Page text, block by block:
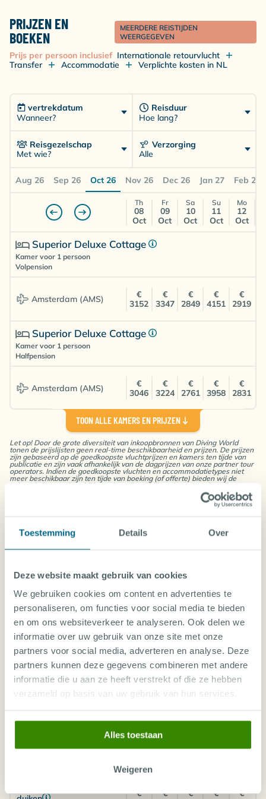
Toestemming Details Over
Deze website maakt gebruik van cookies
We gebruiken cookies om content en advertenties te
personaliseren, om functies voor social media te bieden
en om ons websiteverkeer te analyseren. Ook delen we
informatie over uw gebruik van onze site met onze
partners voor social media, adverteren en analyse. Deze
partners kunnen deze gegevens combineren met andere
informatie die u aan ze heeft verstrekt of die ze hebben
verzameld op basis van uw gebruik van hun services.
Alles toestaan
Weigeren
PRIJZEN EN
BOEKEN
MEERDERE REISTIJDEN
WEERGEGEVEN
Prijs per persoon inclusief Internationale retourvlucht
Transfer
Accommodatie Verplichte kosten in NL
vertrekdatum
Wanneer?
Reisduur
Hoe lang?
Reisgezelschap
Met wie?
Verzorging
Alle
Aug 26 Sep 26 Oct 26 Nov 26 Dec 26 Jan 27 Feb 27
Th
08
Oct
Fr
09
Oct
Sa
10
Oct
Su
11
Oct
Mo
12
Oct
Superior Deluxe Cottage
Kamer voor 1 persoon
Volpension
Amsterdam (AMS)
€
3152
€
3347
€
2849
€
4151
€
2919
Superior Deluxe Cottage
Kamer voor 1 persoon
Halfpension
Amsterdam (AMS)
€
3046
€
3224
€
2761
€
3958
€
2831
Superior Deluxe Cottage
Kamer voor 1 persoon
Logies & Ontbijt
Amsterdam (AMS)
€
2831
€
2972
€
2581
€
3562
€
2651
Volpension
2602
2750
2346
Superior Deluxe Cottage
Kamer voor 2 personen
Halfpension
Amsterdam (AMS)
€
€
2627
€
€
3172
€
2328
Superior Deluxe Cottage
€
2175
€
2252
1991
2583
2060
TOON ALLE KAMERS EN PRIJZEN
Let op! Door de grote diversiteit van inkoopbronnen van Diving World
tonen de prijslijsten geen real-time beschikbaarheid en prijzen. De prijzen
zijn gebaseerd op de goedkoopste vluchtprijzen en kamers ten tijde van
publicatie en zijn vaak afhankelijk van de dagprijzen van onze partner tour
operators. Indien de goedkoopste vluchten en accommodatietypes niet
meer beschikbaar zijn ten tijde van boeking (of offerte) bieden wij de
volgende laagste beschikbare dagprijs vrijblijvend aan voordat wij uw
Retourvluchten & luchthavenbelasting
Alle transfers luchthaven-Cebu-Bohol-luchthaven
per auto & ferry
Diensten van onze locale agent/host(ess)
Verblijf in 2 accommodaties o.b.v. logies & ontbijt
water
Zekerheid van een ANVR, SGR(z) en
Duikpakketten (toe te voegen tijdens boeking)
Evt. Vertrekbelasting
Fooien en andere persoonlijke uitgaven
DUIKEXCURSIE PRIJZEN COMBINATIEREIZEN
FILIPIJNEN
Tijdens het boeken kan je een duikexcursie(s)
toevoegen aan jouw vakantie.
Aug 26 Dec 26 Jan 27 Feb 27
Th
08
Fr
09
Sa
10
Su
11
Mo
Huisrif / boot duiken - 10
Magic Oceans Dive Center
Huisrif / boot duiken - 15
€
€
€
€
€